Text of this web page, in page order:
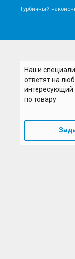
Турбинный
Наши
ответят на
интересующий
по товару